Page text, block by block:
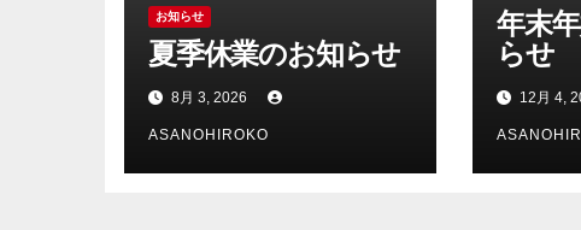
お知らせ
夏季休業のお知らせ
8月 3, 2026
ASANOHIROKO
年末
らせ
12月 4,